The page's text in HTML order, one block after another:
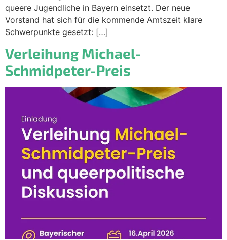
queere Jugendliche in Bayern einsetzt. Der neue
Vorstand hat sich für die kommende Amtszeit klare
Schwerpunkte gesetzt: […]
Verleihung Michael-
Schmidpeter-Preis